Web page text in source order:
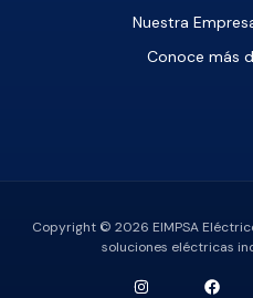
Nuestra
Conoce más
Copyright © 2026 EIMPSA
soluciones eléctricas